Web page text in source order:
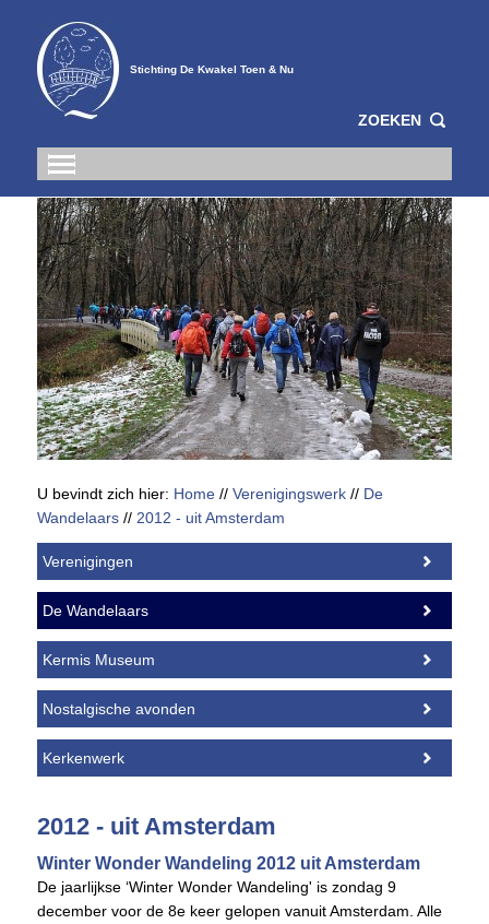
Stichting De Kwakel Toen & Nu
ZOEKEN
U bevindt zich hier: Home// Verenigingswerk// De
Wandelaars// 2012 - uit Amsterdam
Verenigingen
De Wandelaars
Kermis Museum
Nostalgische avonden
Kerkenwerk
2012 - uit Amsterdam
Winter Wonder Wandeling 2012 uit Amsterdam
De jaarlijkse ‘Winter Wonder Wandeling' is zondag 9
december voor de 8e keer gelopen vanuit Amsterdam. Alle